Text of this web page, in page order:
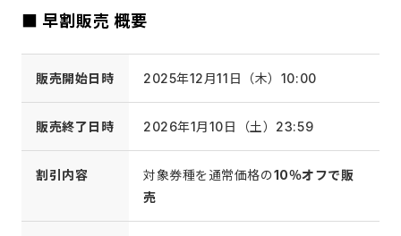
■ 早割販売 概要
販売開始日時 2025年12月11日（木）10:00
販売終了日時 2026年1月10日（土）23:59
割引内容 対象券種を通常価格の10％オフで販
売